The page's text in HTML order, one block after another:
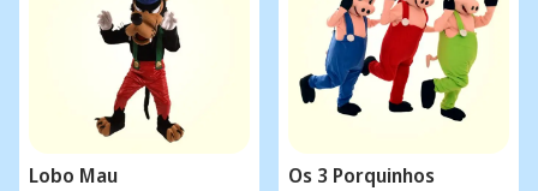
Lobo Mau Os 3 Porquinhos